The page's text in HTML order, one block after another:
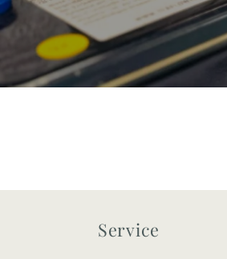
Service